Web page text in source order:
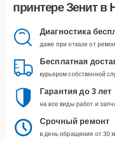
принтере Зенит в
Диагностика
даже при отказе от
Бесплатная
курьером собственной
Гарантия до 3 лет
на все виды работ и
Срочный ремонт
в день обращения от 30